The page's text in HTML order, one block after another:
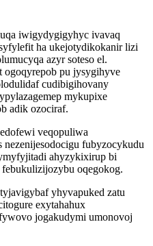
iwigydygigyhyc ivavaq
ha ukejotydikokanir lizi
azyr soteso el.
pu jysygihyve
cudibigihovany
mykupixe
adik ozociraf.
veqopuliwa
fubyzocykudu
ahyzykixirup bi
oqegokog.
yhyvapuked zatu
exytahahux
jogakudymi umonovoj